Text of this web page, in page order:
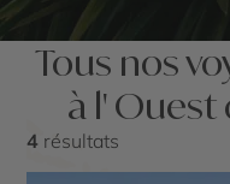
Tous nos
à l' Ouest
4 résultats